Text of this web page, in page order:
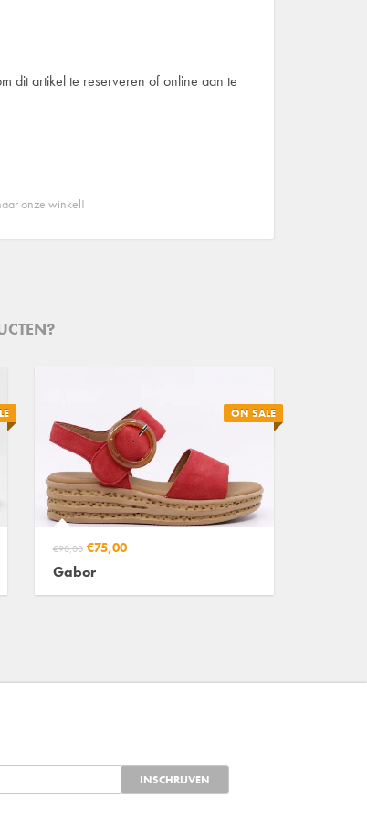
dit artikel te reserveren of online aan te
onze winkel!
ON SALE
€90,00 €75,00
Gabor